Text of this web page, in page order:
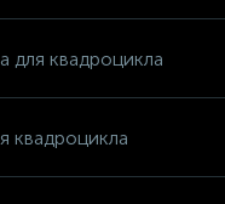
для квадроцикла
квадроцикла